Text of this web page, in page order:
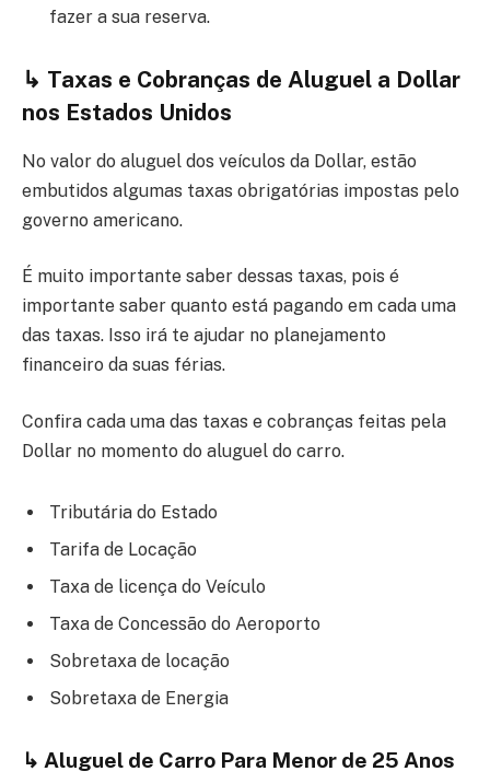
fazer a sua reserva.
↳ Taxas e Cobranças de Aluguel a Dollar
nos Estados Unidos
No valor do aluguel dos veículos da Dollar, estão
embutidos algumas taxas obrigatórias impostas pelo
governo americano.
É muito importante saber dessas taxas, pois é
importante saber quanto está pagando em cada uma
das taxas. Isso irá te ajudar no planejamento
financeiro da suas férias.
Confira cada uma das taxas e cobranças feitas pela
Dollar no momento do aluguel do carro.
Tributária do Estado
Tarifa de Locação
Taxa de licença do Veículo
Taxa de Concessão do Aeroporto
Sobretaxa de locação
Sobretaxa de Energia
↳ Aluguel de Carro Para Menor de 25 Anos